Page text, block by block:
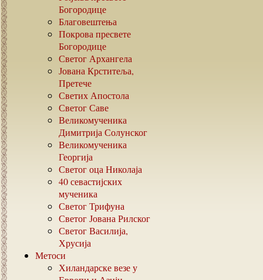
Богородице
Благовештења
Покрова пресвете
Богородице
Светог Архангела
Јована Крститеља,
Претече
Светих Апостола
Светог Саве
Великомученика
Димитрија Солунског
Великомученика
Георгија
Светог оца Николаја
40севастијских
мученика
Светог Трифуна
Светог Јована Рилског
Светог Василија,
Хрусија
Метоси
Хиландарске везе у